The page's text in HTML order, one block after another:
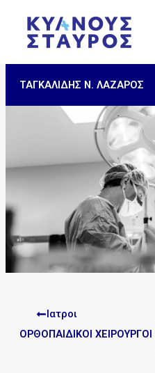
περιεχόμενο
ΤΑΓΚΑΛΙΔΗΣ Ν. ΛΑΖΑΡΟΣ
Ιατροι
ΟΡΘΟΠΑΙΔΙΚΟΙ ΧΕΙΡΟΥΡΓΟΙ